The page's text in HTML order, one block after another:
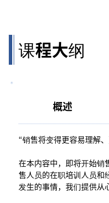
课程大纲
概述
“销售将变得更容易理解
在本内容中，即将开始销
售人员的在职培训人员和
发生的事情，我们提供从